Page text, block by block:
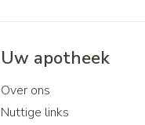
Uw apotheek
Over ons
Nuttige links